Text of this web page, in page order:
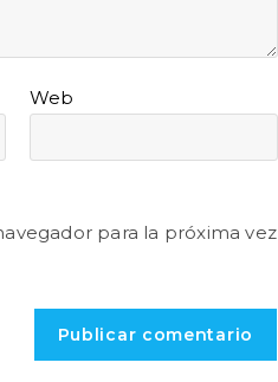
Web
para la próxima vez